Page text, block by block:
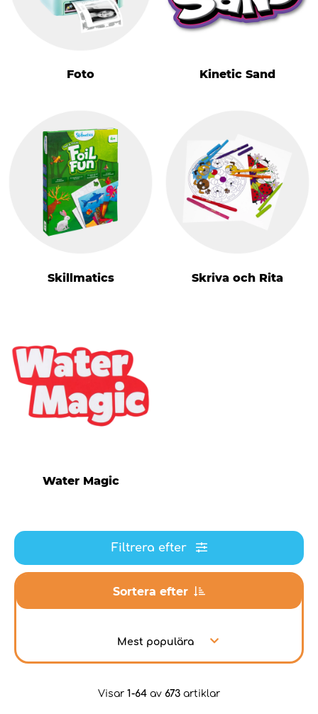
Foto Kinetic Sand
Skillmatics Skriva och Rita
Water Magic
Filtrera efter
Sortera efter
Mest populära
Visar 1-64 av 673 artiklar